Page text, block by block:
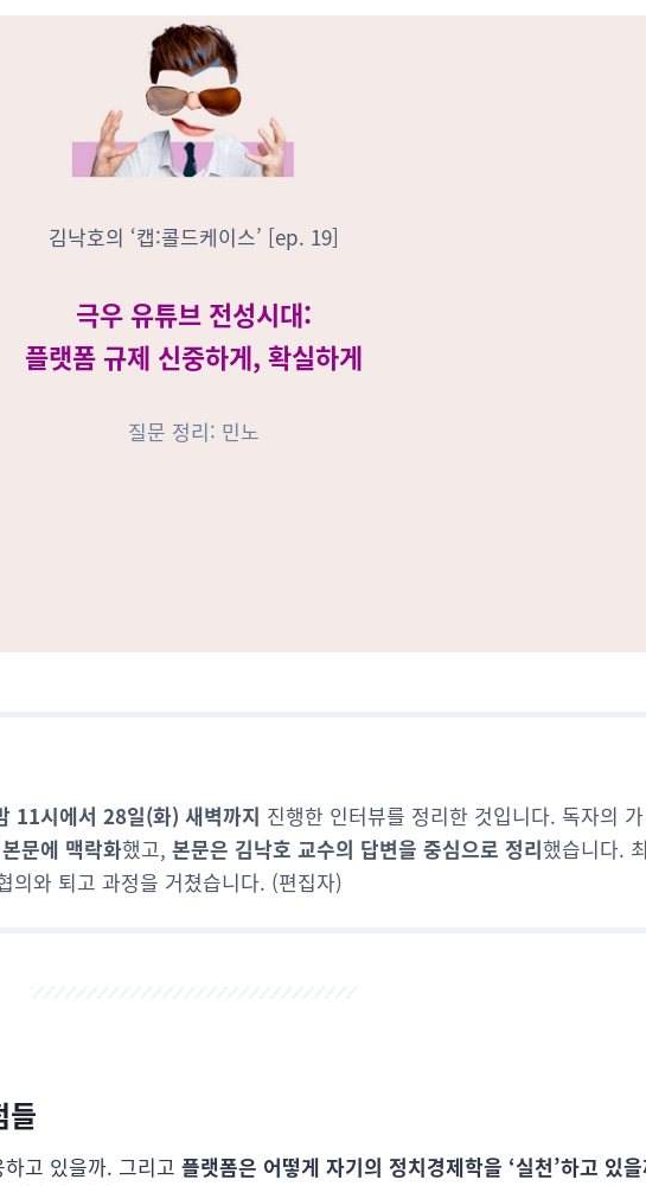
김낙호의 ‘캡:콜드케이스’ [ep. 19]
극우 유튜브 전성시대:
플랫폼 규제 신중하게, 확실하게
질문 정리: 민노
11시에서 28일(화) 새벽까지 진행한 인터뷰를 정리한 것입니다. 독자의 가
문에 맥락화했고, 본문은 김낙호 교수의 답변을 중심으로 정리했습니다. 최
의와 퇴고 과정을 거쳤습니다. (편집자)
들
고 있을까. 그리고 플랫폼은 어떻게 자기의 정치경제학을 ‘실천’하고 있